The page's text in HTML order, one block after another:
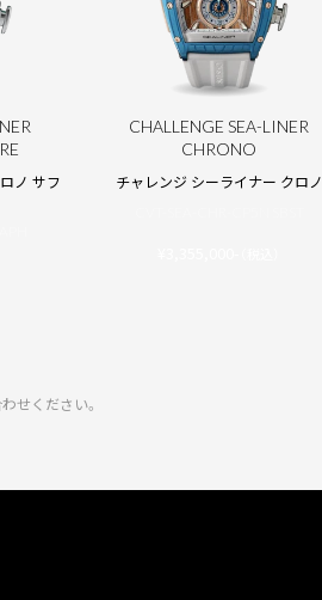
ノ サフ
CHALLENGE SEA-LINER
CHRONO
チャレンジ シーライナー クロノ
せください。